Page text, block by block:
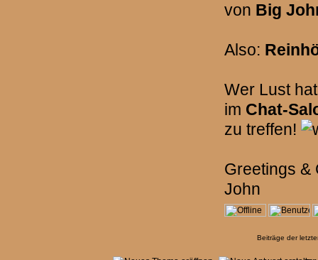
von Big
Also:
Wer Lust
im Chat-
zu treffen!
Greetings &
John
Beiträge der